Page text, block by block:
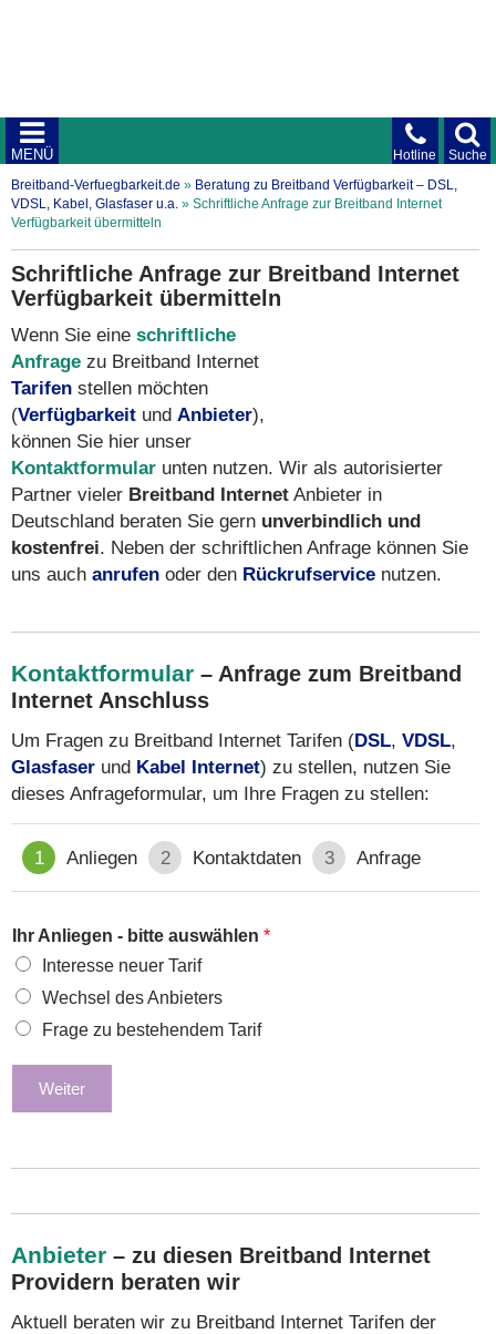
Suche
Hotline
MENÜ
Breitband-Verfuegbarkeit.de » Beratung zu Breitband Verfügbarkeit – DSL,
VDSL, Kabel, Glasfaser u.a. » Schriftliche Anfrage zur Breitband Internet
Verfügbarkeit übermitteln
Schriftliche Anfrage zur Breitband Internet
Verfügbarkeit übermitteln
Wenn Sie eine schriftliche
Anfrage zu Breitband Internet
Tarifen stellen möchten
(Verfügbarkeit und Anbieter),
können Sie hier unser
Kontaktformular unten nutzen. Wir als autorisierter
Partner vieler Breitband Internet Anbieter in
Deutschland beraten Sie gern unverbindlich und
kostenfrei. Neben der schriftlichen Anfrage können Sie
uns auch anrufen oder den Rückrufservice nutzen.
Kontaktformular – Anfrage zum Breitband
Internet Anschluss
Um Fragen zu Breitband Internet Tarifen (DSL, VDSL,
Glasfaser und Kabel Internet) zu stellen, nutzen Sie
dieses Anfrageformular, um Ihre Fragen zu stellen:
1 Anliegen 2 Kontaktdaten 3 Anfrage
Ihr Anliegen - bitte auswählen *
Interesse neuer Tarif
Wechsel des Anbieters
Frage zu bestehendem Tarif
Weiter
Anbieter – zu diesen Breitband Internet
Providern beraten wir
Aktuell beraten wir zu Breitband Internet Tarifen der